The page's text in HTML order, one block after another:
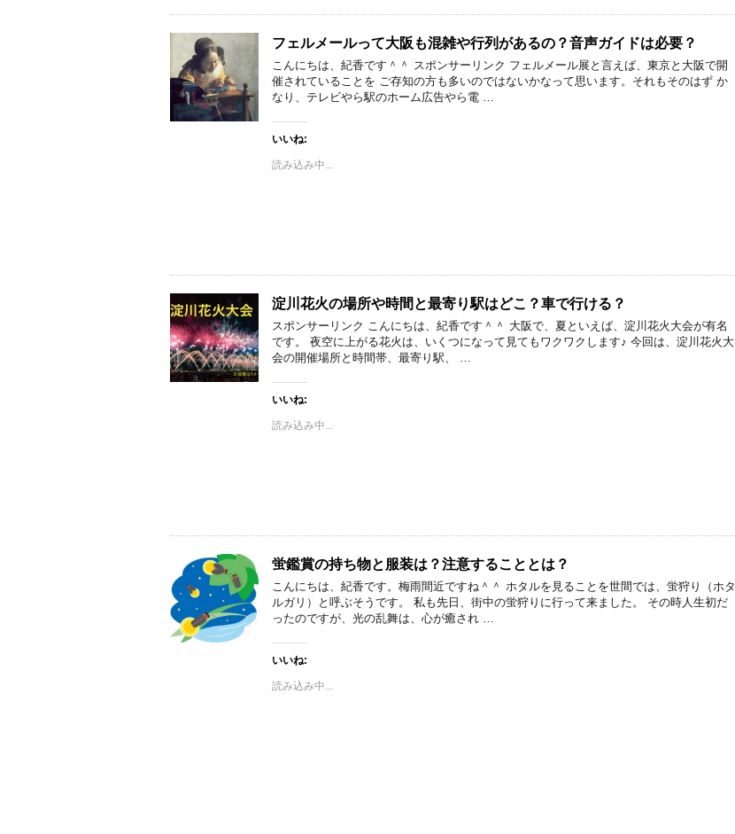
フェルメールって大阪も混雑や行列があるの？音声ガイドは必要？
こんにちは、紀香です＾＾ スポンサーリンク フェルメール展と言えば、東京と大阪で開
催されていることを ご存知の方も多いのではないかなって思います。それもそのはず か
なり、テレビやら駅のホーム広告やら電 …
いいね:
読み込み中...
淀川花火の場所や時間と最寄り駅はどこ？車で行ける？
スポンサーリンク こんにちは、紀香です＾＾ 大阪で、夏といえば、淀川花火大会が有名
です。 夜空に上がる花火は、いくつになって見てもワクワクします♪ 今回は、淀川花火大
会の開催場所と時間帯、最寄り駅、 …
いいね:
読み込み中...
蛍鑑賞の持ち物と服装は？注意することとは？
こんにちは、紀香です。梅雨間近ですね＾＾ ホタルを見ることを世間では、蛍狩り（ホタ
ルガリ）と呼ぶそうです。 私も先日、街中の蛍狩りに行って来ました。 その時人生初だ
ったのですが、光の乱舞は、心が癒され …
いいね:
読み込み中...